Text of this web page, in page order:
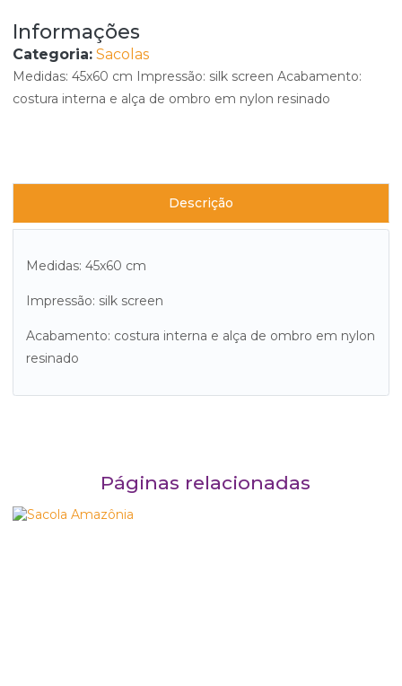
Informações
Categoria: Sacolas
Medidas: 45x60 cm Impressão: silk screen Acabamento:
costura interna e alça de ombro em nylon resinado
Descrição
Medidas: 45x60 cm
Impressão: silk screen
Acabamento: costura interna e alça de ombro em nylon
resinado
Páginas relacionadas